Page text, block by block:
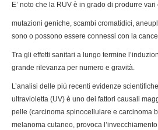
E’ noto che la RUV è in grado di produrre
mutazioni geniche, scambi cromatidici,
sono o possono essere connessi con la
Tra gli effetti sanitari a lungo termine
grande rilevanza per numero e gravità.
L’analisi delle più recenti evidenze
ultravioletta (UV) è uno dei fattori causali
pelle (carcinoma spinocellulare e carcinoma
melanoma cutaneo, provoca